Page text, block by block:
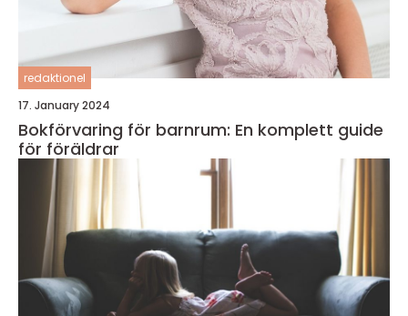
redaktionel
17. January 2024
Bokförvaring för barnrum: En komplett guide
för föräldrar